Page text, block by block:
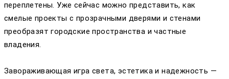
переплетены. Уже сейчас можно представить, как
смелые проекты с прозрачными дверями и стенами
преобразят городские пространства и частные
владения.
Завораживающая игра света, эстетика и надежность —